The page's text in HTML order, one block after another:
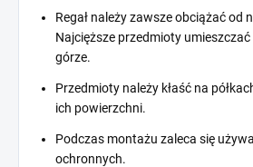
Regał należy zawsze obciążać od
Najcięższe przedmioty umieszczać
górze.
Przedmioty należy kłaść na
ich powierzchni.
Podczas montażu zaleca się
ochronnych.